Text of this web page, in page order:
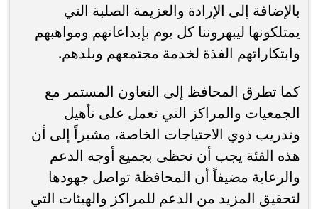
بالإضافة إلى الإرادة والعزيمة الصلبة التي
يمتلكونها ليبهروننا كل يوم بإبداعاتهم ومواهبهم
وابتكاراتهم الفذة لخدمة مجتمعهم وبلدهم.
كما تطرق المحافظ إلى التعاون المستمر مع
الجمعيات والمراكز التي تعمل على تأهيل
وتدريب ذوي الاحتياجات الخاصة، مشيراً إلى أن
هذه الفئة يجب أن تحظى بجميع أوجه الدعم
والرعاية مضيفاً أن المحافظة تواصل جهودها
لتحقيق المزيد من الدعم للمراكز والهيئات التي